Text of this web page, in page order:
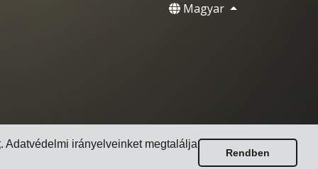
. Adatvédelmi irányelveinket megtalálja
Rendben
Magyar